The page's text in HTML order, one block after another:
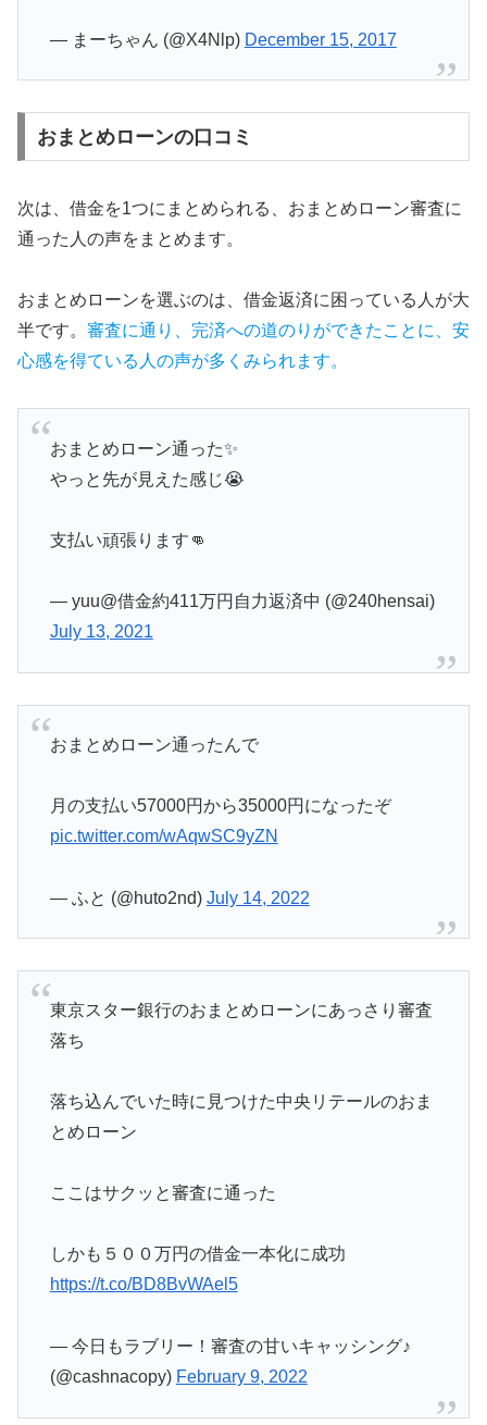
— まーちゃん (@X4Nlp) December 15, 2017
おまとめローンの口コミ
次は、借金を1つにまとめられる、おまとめローン審査に
通った人の声をまとめます。
おまとめローンを選ぶのは、借金返済に困っている人が大
半です。 審査に通り、完済への道のりができたことに、安
心感を得ている人の声が多くみられます。
おまとめローン通った✨
やっと先が見えた感じ😭
支払い頑張ります👊
— yuu@借金約411万円自力返済中 (@240hensai)
July 13, 2021
おまとめローン通ったんで
月の支払い57000円から35000円になったぞ
pic.twitter.com/wAqwSC9yZN
— ふと (@huto2nd) July 14, 2022
東京スター銀行のおまとめローンにあっさり審査
落ち
落ち込んでいた時に見つけた中央リテールのおま
とめローン
ここはサクッと審査に通った
しかも５００万円の借金一本化に成功
https://t.co/BD8BvWAel5
— 今日もラブリー！審査の甘いキャッシング♪
(@cashnacopy) February 9, 2022